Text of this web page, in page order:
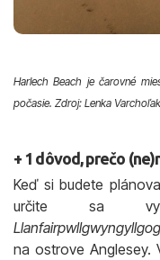
Harlech Beach je čarovné
počasie. Zdroj: Lenka
+ 1 dôvod, prečo
Keď si budete
určite sa
na ostrove Anglesey.